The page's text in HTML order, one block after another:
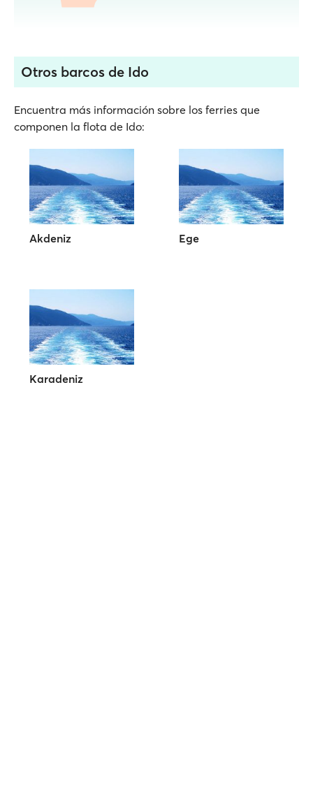
Otros barcos de Ido
Encuentra más información sobre los ferries que
componen la flota de Ido:
Akdeniz Ege
Karadeniz